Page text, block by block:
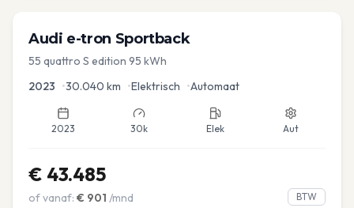
Audi e-tron Sportback
55 quattro S edition 95 kWh
2023 •30.040 km •Elektrisch •Automaat
2023 30k Elek Aut
€ 43.485
of vanaf: € 901 /mnd BTW